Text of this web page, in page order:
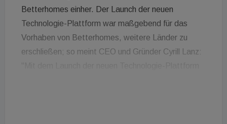
Betterhomes einher. Der Launch der neuen
Technologie-Plattform war maßgebend für das
Vorhaben von Betterhomes, weitere Länder zu
erschließen; so meint CEO und Gründer Cyrill Lanz: